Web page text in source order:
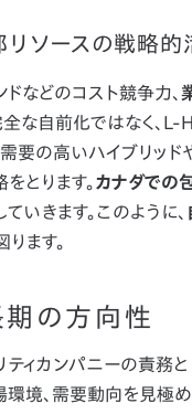
ソースの戦略的
などのコスト競争力、
全な自前化ではなく、
需要の高いハイブリッ
とります。 カナダでの
いきます。このように、
ます。
の方向性
ィカンパニーの責務と
境、需要動向を見極め